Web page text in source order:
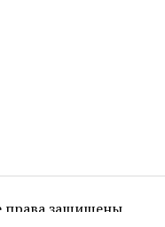
права защищены.